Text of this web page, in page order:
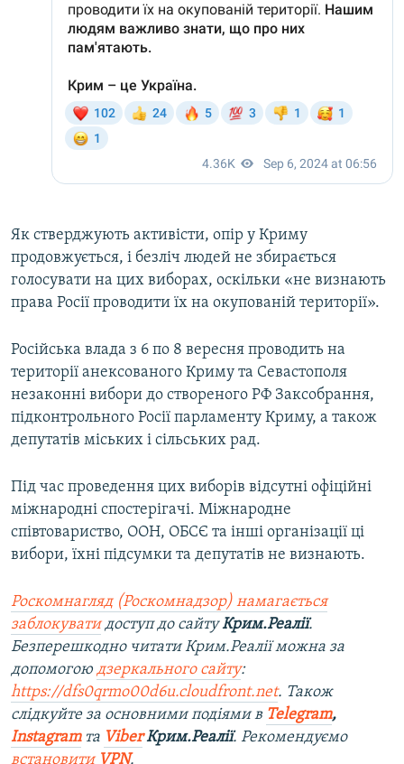
Як стверджують активісти, опір у Криму
продовжується, і безліч людей не збирається
голосувати на цих виборах, оскільки «не визнають
права Росії проводити їх на окупованій території».
Російська влада з 6 по 8 вересня проводить на
території анексованого Криму та Севастополя
незаконні вибори до створеного РФ Заксобрання,
підконтрольного Росії парламенту Криму, а також
депутатів міських і сільських рад.
Під час проведення цих виборів відсутні офіційні
міжнародні спостерігачі. Міжнародне
співтовариство, ООН, ОБСЄ та інші організації ці
вибори, їхні підсумки та депутатів не визнають.
Роскомнагляд (Роскомнадзор) намагається
заблокуватидоступ до сайтуКрим.Реалії.
Безперешкодно читати Крим.Реалії можна за
допомогою дзеркального сайту:
https://dfs0qrmo00d6u.cloudfront.net. Також
слідкуйте за основними подіями в Telegram,
Instagramта ViberКрим.Реалії. Рекомендуємо
встановити VPN.